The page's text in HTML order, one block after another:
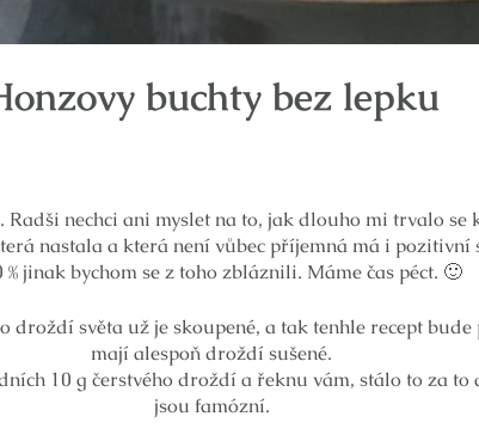
buchty bez lepku
Radši nechci ani myslet na to, jak dlouho mi trvalo se
nastala a která není vůbec příjemná má i
% jinak bychom se z toho zbláznili. Máme čas péct. 🙂
droždí světa už je skoupené, a tak tenhle recept
mají alespoň droždí sušené.
10 g čerstvého droždí a řeknu vám, stálo to za
jsou famózní.